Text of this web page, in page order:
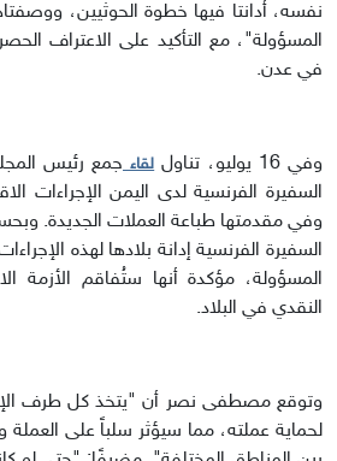
نفسه، أدانتا فيها خطوة الحوثيين،
المسؤولة"، مع التأكيد على الاعتراف
في عدن.
وفي 16 يوليو، تناول لقاءجمع رئيس
السفيرة الفرنسية لدى اليمن الإجراءات
وفي مقدمتها طباعة العملات الجديدة.
السفيرة الفرنسية إدانة بلادها لهذه
المسؤولة، مؤكدة أنها ستُفاقم الأزمة
النقدي في البلاد.
وتوقع مصطفى نصر أن "يتخذ كل طرف
لحماية عملته، مما سيؤثر سلباً على العملة